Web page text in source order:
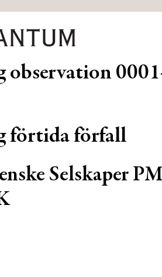
observation
förtida förfall
Selskaper